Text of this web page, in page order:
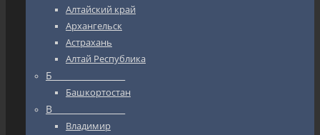
Алтайский край
Архангельск
Астрахань
Алтай Республика
Б_________________
Башкортостан
В_________________
Владимир